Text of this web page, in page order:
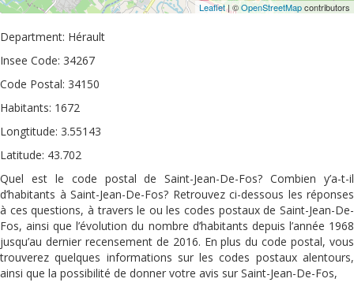
Leaflet| ©OpenStreetMapcontributors
Department: Hérault
Insee Code: 34267
Code Postal: 34150
Habitants: 1672
Longtitude: 3.55143
Latitude: 43.702
Quel est le code postal de Saint-Jean-De-Fos? Combien y’a-t-il
d’habitants à Saint-Jean-De-Fos? Retrouvez ci-dessous les réponses
à ces questions, à travers le ou les codes postaux de Saint-Jean-De-
Fos, ainsi que l’évolution du nombre d’habitants depuis l’année 1968
jusqu’au dernier recensement de 2016. En plus du code postal, vous
trouverez quelques informations sur les codes postaux alentours,
ainsi que la possibilité de donner votre avis sur Saint-Jean-De-Fos,